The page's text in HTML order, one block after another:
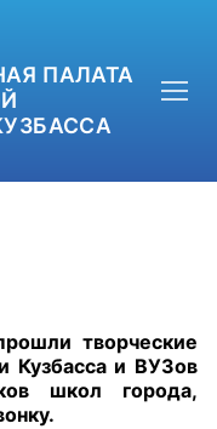
ПАЛАТА
творческие
Кузбасса и ВУЗов
школ города,